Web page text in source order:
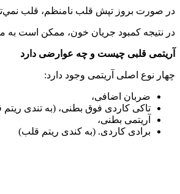
در صورت بروز تپش قلب نامنظم، قلب
در نتيجه کمبود جريان خون، ممکن است به
آریتمی قلبی چیست و چه عوارضی دارد
چهار نوع اصلی آریتمی وجود دارد:
ضربان اضافی،
تاکی کاردی فوق بطنی، (به تندی
آریتمی بطنی،
برادی کاردی. (به کندی ریتم قلب)